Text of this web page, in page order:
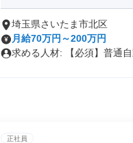
埼玉県さいたま市北区
月給70万円～200万円
求める人材: 【必須】普通
正社員